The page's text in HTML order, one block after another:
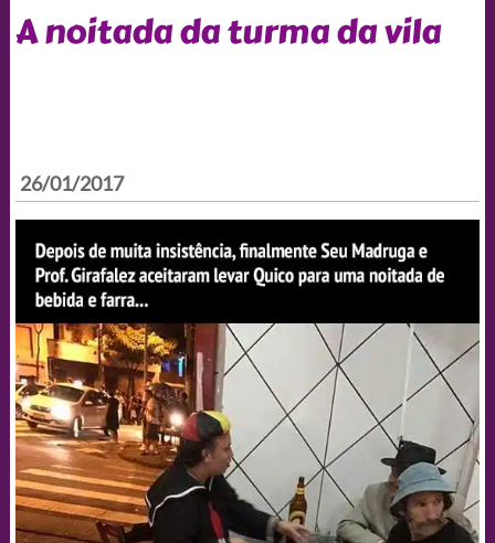
A noitada da turma da vila
26/01/2017